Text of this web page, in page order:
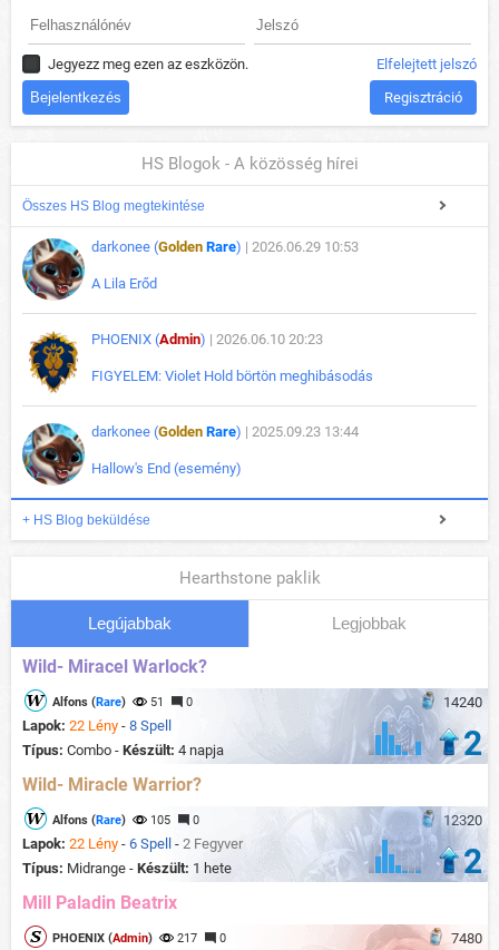
Jegyezz meg ezen az eszközön. Elfelejtett jelszó
Regisztráció
HS Blogok - A közösség hírei
Összes HS Blog megtekintése
darkonee (Golden Rare) | 2026.06.29 10:53
A Lila Erőd
PHOENIX (Admin) | 2026.06.10 20:23
FIGYELEM: Violet Hold börtön meghibásodás
darkonee (Golden Rare) | 2025.09.23 13:44
Hallow's End (esemény)
+ HS Blog beküldése
Hearthstone paklik
Legújabbak Legjobbak
Wild- Miracel Warlock?
14240
Alfons (Rare) 51 0
Lapok: 22 Lény - 8 Spell
Típus: Combo - Készült: 4 napja 2
Wild- Miracle Warrior?
12320
Alfons (Rare) 105 0
Lapok: 22 Lény - 6 Spell - 2 Fegyver
Típus: Midrange - Készült: 1 hete 2
Mill Paladin Beatrix
7480
PHOENIX (Admin) 217 0